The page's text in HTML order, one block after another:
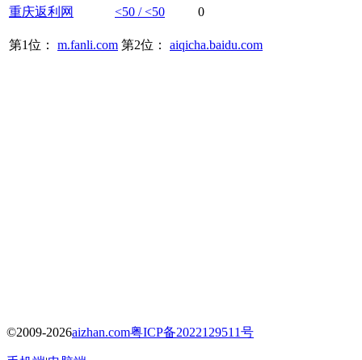
重庆返利 网 <50 / <50 0
第1位： m.fanli.com 第2位： aiqicha.baidu.com
©2009-2026aizhan.com粤ICP备2022129511号